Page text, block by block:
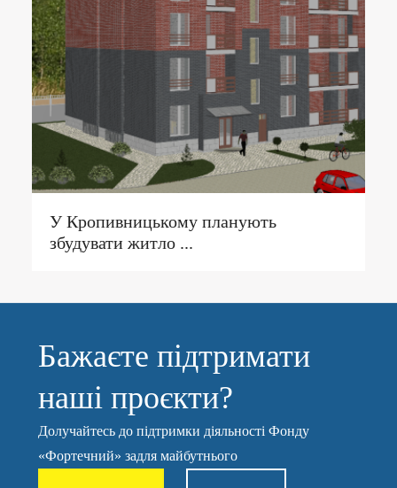
У Кропивницькому планують
збудувати житло ...
Бажаєте підтримати
наші проєкти?
Долучайтесь до підтримки діяльності Фонду
«Фортечний» задля майбутнього